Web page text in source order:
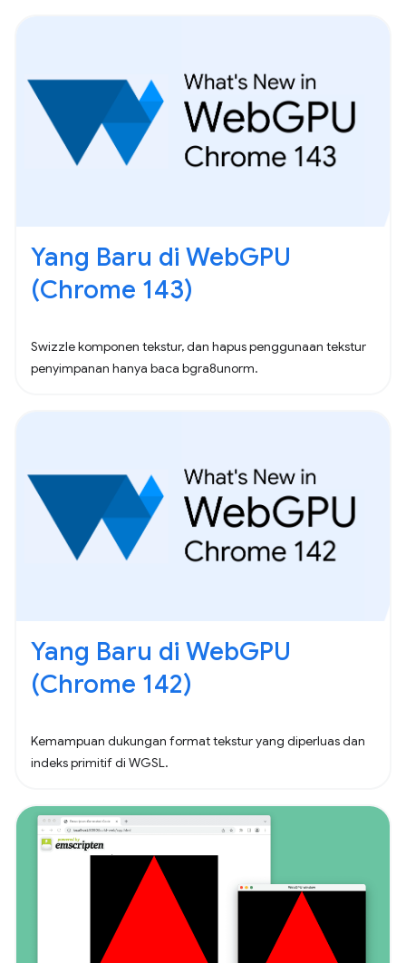
Yang Baru di WebGPU
(Chrome 143)
Swizzle komponen tekstur, dan hapus penggunaan tekstur
penyimpanan hanya baca bgra8unorm.
Yang Baru di WebGPU
(Chrome 142)
Kemampuan dukungan format tekstur yang diperluas dan
indeks primitif di WGSL.